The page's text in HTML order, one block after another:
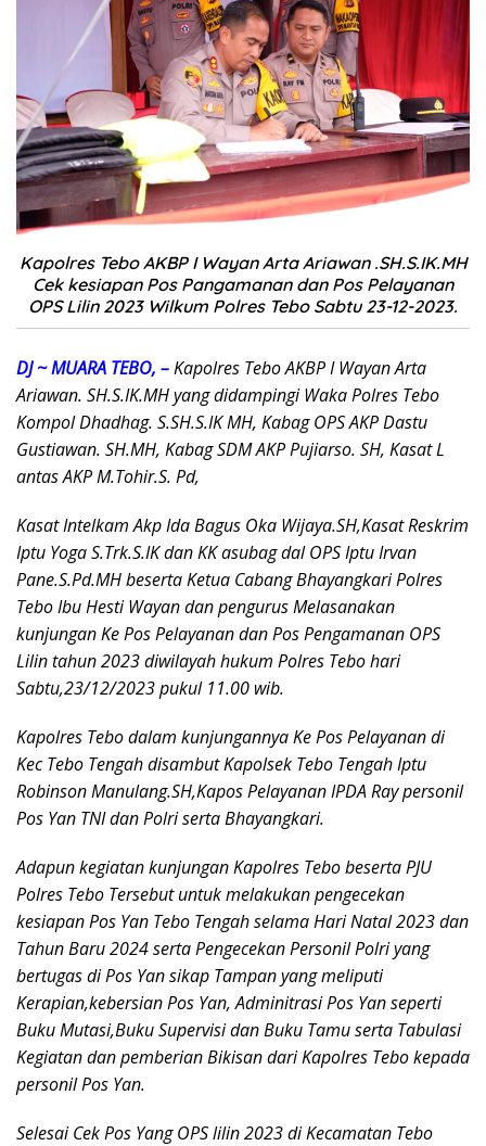
Kapolres Tebo AKBP I Wayan Arta Ariawan .SH.S.IK.MH
Cek kesiapan Pos Pangamanan dan Pos Pelayanan
OPS Lilin 2023 Wilkum Polres Tebo Sabtu 23-12-2023.
DJ ~ MUARA TEBO, –Kapolres Tebo AKBP I Wayan Arta
Ariawan. SH.S.IK.MH yang didampingi Waka Polres Tebo
Kompol Dhadhag. S.SH.S.IK MH, Kabag OPS AKP Dastu
Gustiawan. SH.MH, Kabag SDM AKP Pujiarso. SH, Kasat L
antas AKP M.Tohir.S. Pd,
Kasat Intelkam Akp Ida Bagus Oka Wijaya.SH,Kasat Reskrim
Iptu Yoga S.Trk.S.IK dan KK asubag dal OPS Iptu Irvan
Pane.S.Pd.MH beserta Ketua Cabang Bhayangkari Polres
Tebo Ibu Hesti Wayan dan pengurus Melasanakan
kunjungan Ke Pos Pelayanan dan Pos Pengamanan OPS
Lilin tahun 2023 diwilayah hukum Polres Tebo hari
Sabtu,23/12/2023 pukul 11.00 wib.
Kapolres Tebo dalam kunjungannya Ke Pos Pelayanan di
Kec Tebo Tengah disambut Kapolsek Tebo Tengah Iptu
Robinson Manulang.SH,Kapos Pelayanan IPDA Ray personil
Pos Yan TNI dan Polri serta Bhayangkari.
Adapun kegiatan kunjungan Kapolres Tebo beserta PJU
Polres Tebo Tersebut untuk melakukan pengecekan
kesiapan Pos Yan Tebo Tengah selama Hari Natal 2023 dan
Tahun Baru 2024 serta Pengecekan Personil Polri yang
bertugas di Pos Yan sikap Tampan yang meliputi
Kerapian,kebersian Pos Yan, Adminitrasi Pos Yan seperti
Buku Mutasi,Buku Supervisi dan Buku Tamu serta Tabulasi
Kegiatan dan pemberian Bikisan dari Kapolres Tebo kepada
personil Pos Yan.
Selesai Cek Pos Yang OPS lilin 2023 di Kecamatan Tebo